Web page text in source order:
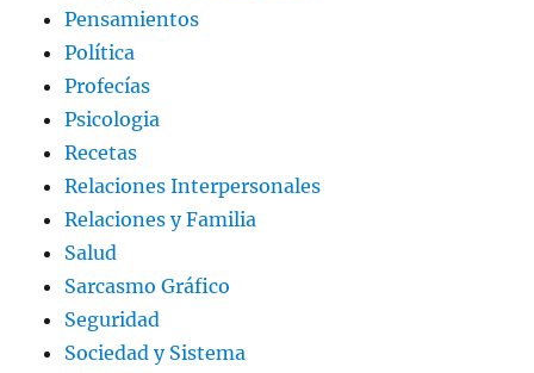
Pensamientos
Política
Profecías
Psicologia
Recetas
Relaciones Interpersonales
Relaciones y Familia
Salud
Sarcasmo Gráfico
Seguridad
Sociedad y Sistema